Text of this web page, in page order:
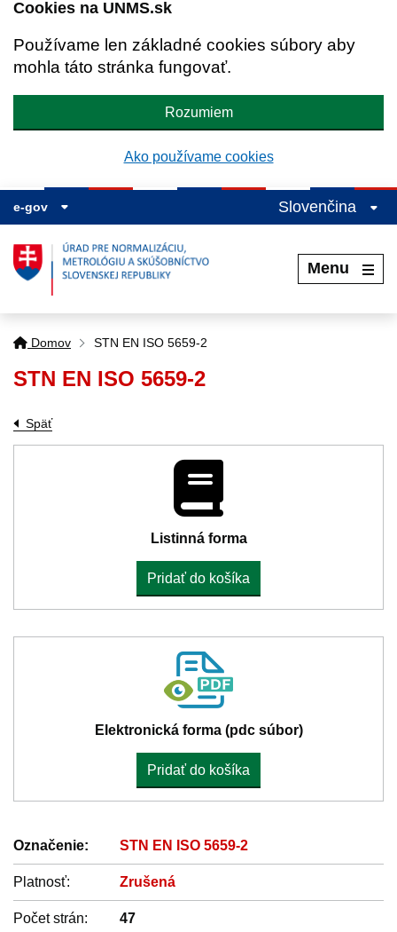
Cookies na UNMS.sk
Používame len základné cookies súbory aby
mohla táto stránka fungovať.
Rozumiem
Ako používame cookies
e-gov Slovenčina
Menu
Domov STN EN ISO 5659-2
STN EN ISO 5659-2
Späť
Listinná forma
Pridať do košíka
Elektronická forma (pdc súbor)
Pridať do košíka
Označenie: STN EN ISO 5659-2
Platnosť: Zrušená
Počet strán: 47